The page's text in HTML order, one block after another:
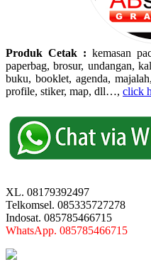
Produk Cetak : kemasan
paperbag, brosur, undangan,
buku, booklet, agenda,
profile, stiker, map, dll…, click
XL. 08179392497
Telkomsel. 085335727278
Indosat. 085785466715
WhatsApp. 085785466715